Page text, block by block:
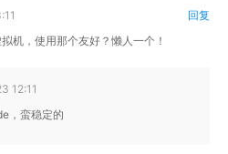
机，使用那个友好？懒人一个！
回复
12:11
，蛮稳定的